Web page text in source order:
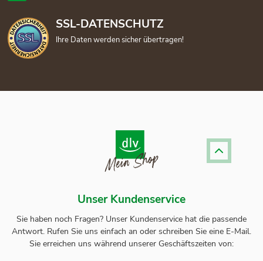
SSL-DATENSCHUTZ
Ihre Daten werden sicher übertragen!
Unser Kundenservice
Sie haben noch Fragen? Unser Kundenservice hat die passende
Antwort. Rufen Sie uns einfach an oder schreiben Sie eine E-Mail.
Sie erreichen uns während unserer Geschäftszeiten von: